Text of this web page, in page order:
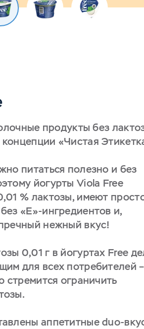
продукты без
«Чистая
питаться полезно и без
йогурты Viola Free
% лактозы, имеют
«Е»-ингредиентов и,
нежный вкус!
0,01 г в йогуртах Free
для всех потребителей
стремится ограничить
аппетитные duo-